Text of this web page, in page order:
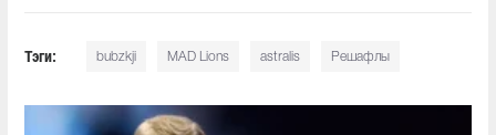
Тэги: bubzkji MAD Lions astralis Решафлы